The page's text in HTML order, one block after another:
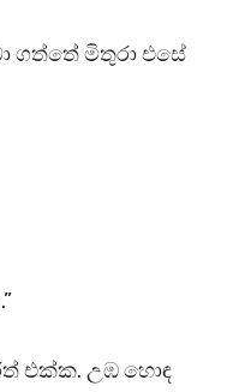
ගත්තේ මිතුරා එසේ
එක්ක. උඹ හොඳ